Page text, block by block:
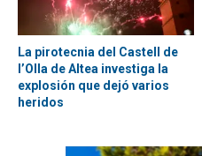
La pirotecnia del Castell de
l’Olla de Altea investiga la
explosión que dejó varios
heridos